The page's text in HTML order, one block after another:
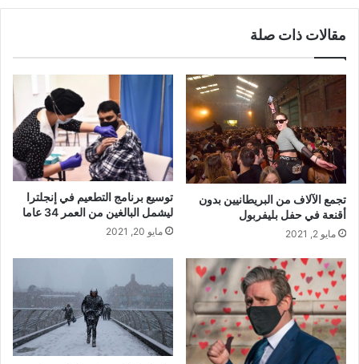
مقالات ذات صلة
تجمع الآلاف من البريطانيين بدون
أقنعة في حفل بليفربول
مايو 2, 2021
توسيع برنامج التطعيم في إنجلترا
ليشمل البالغين من العمر 34 عاما
مايو 20, 2021